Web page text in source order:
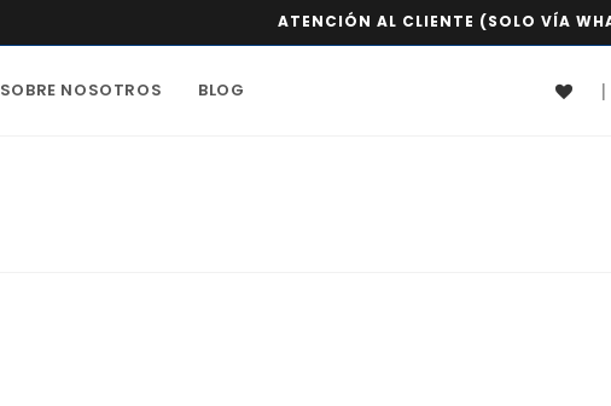
ATENCIÓN AL CLIENTE (SOLO VÍA
|
SOBRE NOSOTROS BLOG